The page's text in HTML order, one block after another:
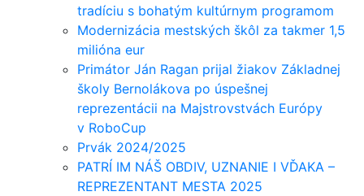
tradíciu s bohatým kultúrnym programom
Modernizácia mestských škôl za takmer 1,5
milióna eur
Primátor Ján Ragan prijal žiakov Základnej
školy Bernolákova po úspešnej
reprezentácii na Majstrovstvách Európy
v RoboCup
Prvák 2024/2025
PATRÍ IM NÁŠ OBDIV, UZNANIE I VĎAKA –
REPREZENTANT MESTA 2025